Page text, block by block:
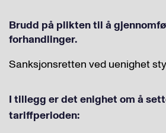
Brudd på plikten til å
forhandlinger.
Sanksjonsretten ved uenighet
I tillegg er det enighet om å
tariffperioden: